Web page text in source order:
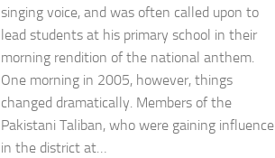
singing voice, and was often called upon to
lead students at his primary school in their
morning rendition of the national anthem.
One morning in 2005, however, things
changed dramatically. Members of the
Pakistani Taliban, who were gaining influence
in the district at…